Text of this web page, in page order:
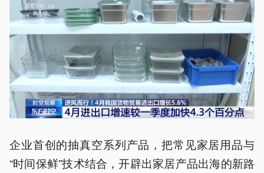
企业首创的抽真空系列产品，把常见家居用品与
“时间保鲜”技术结合，开辟出家居产品出海的新路